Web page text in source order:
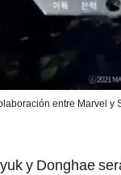
entre Marvel y
y Donghae